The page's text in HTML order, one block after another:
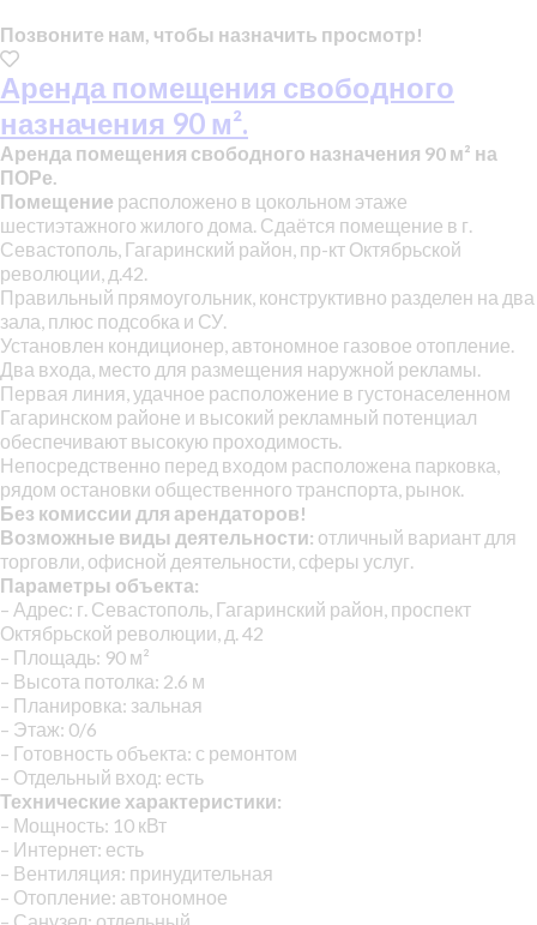
Позвоните нам, чтобы назначить просмотр!
Аренда помещения свободного
назначения 90 м².
Аренда помещения свободного назначения 90 м² на
ПОРе.
Помещение расположено в цокольном этаже
шестиэтажного жилого дома. Сдаётся помещение в г.
Севастополь, Гагаринский район, пр-кт Октябрьской
революции, д.42.
Правильный прямоугольник, конструктивно разделен на два
зала, плюс подсобка и СУ.
Установлен кондиционер, автономное газовое отопление.
Два входа, место для размещения наружной рекламы.
Первая линия, удачное расположение в густонаселенном
Гагаринском районе и высокий рекламный потенциал
обеспечивают высокую проходимость.
Непосредственно перед входом расположена парковка,
рядом остановки общественного транспорта, рынок.
Без комиссии для арендаторов!
Возможные виды деятельности: отличный вариант для
торговли, офисной деятельности, сферы услуг.
Параметры объекта:
– Адрес: г. Севастополь, Гагаринский район, проспект
Октябрьской революции, д. 42
– Площадь: 90 м²
– Высота потолка: 2.6 м
– Планировка: зальная
– Этаж: 0/6
– Готовность объекта: с ремонтом
– Отдельный вход: есть
Технические характеристики:
– Мощность: 10 кВт
– Интернет: есть
– Вентиляция: принудительная
– Отопление: автономное